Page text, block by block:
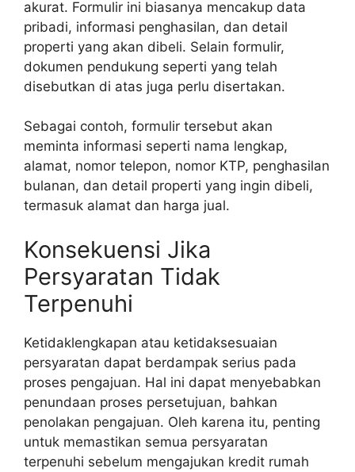
akurat. Formulir ini biasanya mencakup data
pribadi, informasi penghasilan, dan detail
properti yang akan dibeli. Selain formulir,
dokumen pendukung seperti yang telah
disebutkan di atas juga perlu disertakan.
Sebagai contoh, formulir tersebut akan
meminta informasi seperti nama lengkap,
alamat, nomor telepon, nomor KTP, penghasilan
bulanan, dan detail properti yang ingin dibeli,
termasuk alamat dan harga jual.
Konsekuensi Jika
Persyaratan Tidak
Terpenuhi
Ketidaklengkapan atau ketidaksesuaian
persyaratan dapat berdampak serius pada
proses pengajuan. Hal ini dapat menyebabkan
penundaan proses persetujuan, bahkan
penolakan pengajuan. Oleh karena itu, penting
untuk memastikan semua persyaratan
terpenuhi sebelum mengajukan kredit rumah